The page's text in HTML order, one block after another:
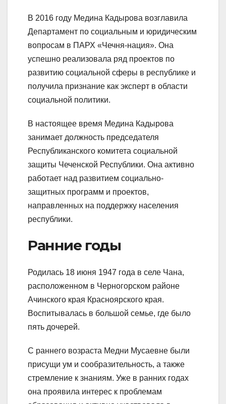
В 2016 году Медина Кадырова возглавила
Департамент по социальным и юридическим
вопросам в ПАРХ «Чечня-нация». Она
успешно реализовала ряд проектов по
развитию социальной сферы в республике и
получила признание как эксперт в области
социальной политики.
В настоящее время Медина Кадырова
занимает должность председателя
Республиканского комитета социальной
защиты Чеченской Республики. Она активно
работает над развитием социально-
защитных программ и проектов,
направленных на поддержку населения
республики.
Ранние годы
Родилась 18 июня 1947 года в селе Чана,
расположенном в Черногорском районе
Ачинского края Красноярского края.
Воспитывалась в большой семье, где было
пять дочерей.
С раннего возраста Медни Мусаевне были
присущи ум и сообразительность, а также
стремление к знаниям. Уже в ранних годах
она проявила интерес к проблемам